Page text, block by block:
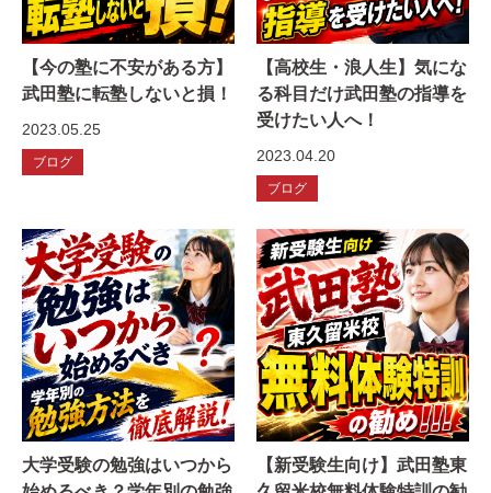
【今の塾に不安がある方】
武田塾に転塾しないと損！
2023.05.25
ブログ
【高校生・浪人生】気にな
る科目だけ武田塾の指導を
受けたい人へ！
2023.04.20
ブログ
大学受験の勉強はいつから
【新受験生向け】武田塾東